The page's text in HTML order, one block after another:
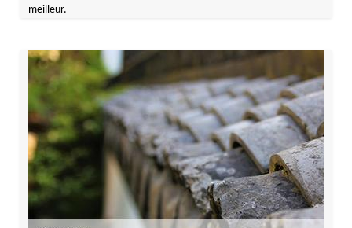
meilleur.